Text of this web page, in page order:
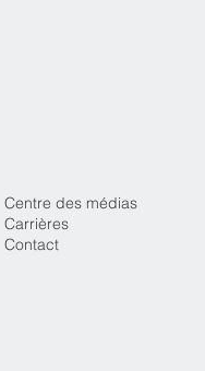
Centre des médias
Carrières
Contact